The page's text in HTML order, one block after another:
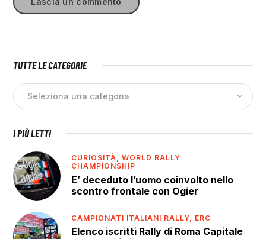
TUTTE LE CATEGORIE
I PIÙ LETTI
CURIOSITÀ,WORLD RALLY
CHAMPIONSHIP
E’ deceduto l’uomo coinvolto nello
scontro frontale con Ogier
CAMPIONATI ITALIANI RALLY, ERC
Elenco iscritti Rally di Roma Capitale